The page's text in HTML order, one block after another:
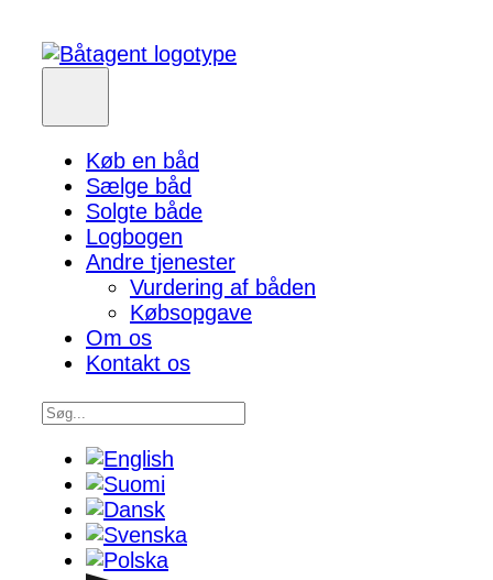
Køb en båd
Sælge båd
Solgte både
Logbogen
Andre tjenester
Vurdering af båden
Købsopgave
Om os
Kontakt os